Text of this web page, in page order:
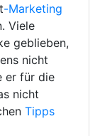
-Marketing
Viele
geblieben,
nicht
er für die
nicht
Tipps